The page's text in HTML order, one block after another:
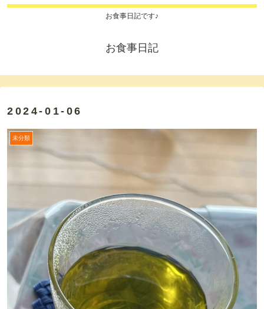
お食事日記です♪
お食事日記
2024-01-06
未分類